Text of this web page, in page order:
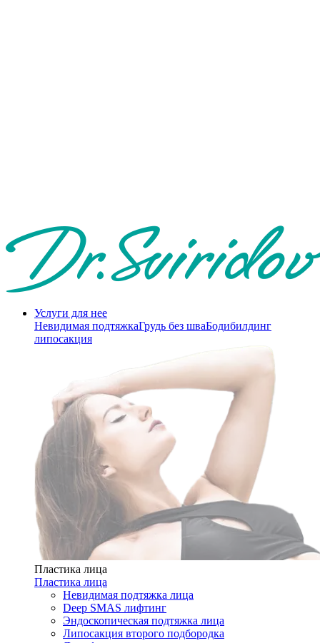
Услуги для нее
Невидимая подтяжкаГрудь без шваБодибилдинг
липосакция
Пластика лица
Пластика лица
Невидимая подтяжка лица
Deep SMAS лифтинг
Эндоскопическая подтяжка лица
Липосакция второго подбородка